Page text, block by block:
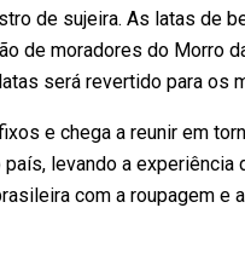
de sujeira. As latas de
de moradores do Morro
será revertido para os
e chega a reunir em
levando a experiência
com a roupagem e